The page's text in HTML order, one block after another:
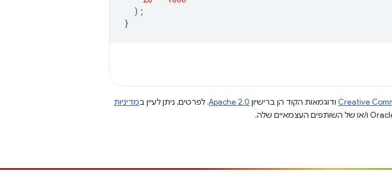
);
}
Creative ודוגמאות הקוד הן ברישיון Apache 2.0. לפרטים, ניתן לעיין במדיניות